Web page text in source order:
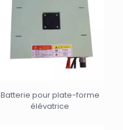
Batterie pour plate-forme
élévatrice